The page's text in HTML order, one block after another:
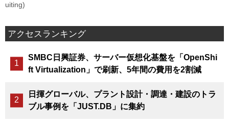
uiting)
アクセスランキング
SMBC日興証券、サーバー仮想化基盤を「OpenShi
ft Virtualization」で刷新、5年間の費用を2割減
日揮グローバル、プラント設計・調達・建設のトラ
ブル事例を「JUST.DB」に集約